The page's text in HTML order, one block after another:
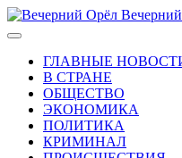
ГЛАВНЫЕ
В СТРАНЕ
ОБЩЕСТВО
ЭКОНОМИКА
ПОЛИТИКА
КРИМИНАЛ